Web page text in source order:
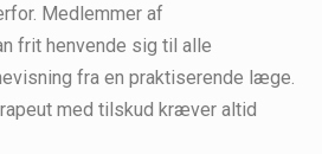
Medlemmer af
frit henvende sig til alle
fra en praktiserende læge.
med tilskud kræver altid